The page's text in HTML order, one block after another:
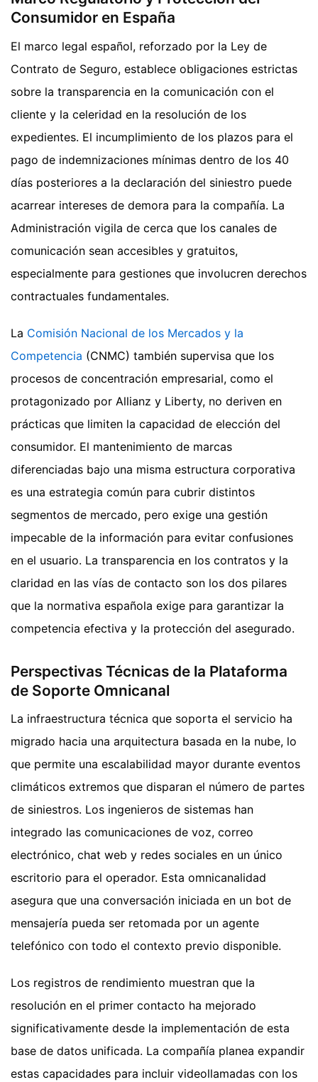
Consumidor en España
El marco legal español, reforzado por la Ley de
Contrato de Seguro, establece obligaciones estrictas
sobre la transparencia en la comunicación con el
cliente y la celeridad en la resolución de los
expedientes. El incumplimiento de los plazos para el
pago de indemnizaciones mínimas dentro de los 40
días posteriores a la declaración del siniestro puede
acarrear intereses de demora para la compañía. La
Administración vigila de cerca que los canales de
comunicación sean accesibles y gratuitos,
especialmente para gestiones que involucren derechos
contractuales fundamentales.
La Comisión Nacional de los Mercados y la
Competencia (CNMC) también supervisa que los
procesos de concentración empresarial, como el
protagonizado por Allianz y Liberty, no deriven en
prácticas que limiten la capacidad de elección del
consumidor. El mantenimiento de marcas
diferenciadas bajo una misma estructura corporativa
es una estrategia común para cubrir distintos
segmentos de mercado, pero exige una gestión
impecable de la información para evitar confusiones
en el usuario. La transparencia en los contratos y la
claridad en las vías de contacto son los dos pilares
que la normativa española exige para garantizar la
competencia efectiva y la protección del asegurado.
Perspectivas Técnicas de la Plataforma
de Soporte Omnicanal
La infraestructura técnica que soporta el servicio ha
migrado hacia una arquitectura basada en la nube, lo
que permite una escalabilidad mayor durante eventos
climáticos extremos que disparan el número de partes
de siniestros. Los ingenieros de sistemas han
integrado las comunicaciones de voz, correo
electrónico, chat web y redes sociales en un único
escritorio para el operador. Esta omnicanalidad
asegura que una conversación iniciada en un bot de
mensajería pueda ser retomada por un agente
telefónico con todo el contexto previo disponible.
Los registros de rendimiento muestran que la
resolución en el primer contacto ha mejorado
significativamente desde la implementación de esta
base de datos unificada. La compañía planea expandir
estas capacidades para incluir videollamadas con los